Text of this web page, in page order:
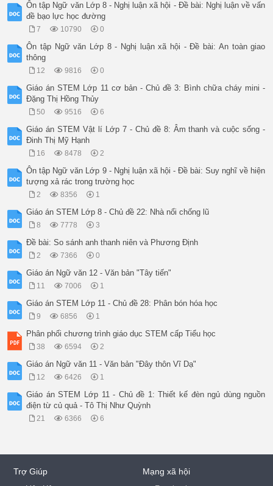
Ôn tập Ngữ văn Lớp 8 - Nghị luận xã hội - Đề bài: Nghị luận về vấn
đề bạo lực học đường
7 10790 0
Ôn tập Ngữ văn Lớp 8 - Nghị luận xã hội - Đề bài: An toàn giao
thông
12 9816 0
Giáo án STEM Lớp 11 cơ bản - Chủ đề 3: Bình chữa cháy mini -
Đặng Thị Hồng Thủy
50 9516 6
Giáo án STEM Vật lí Lớp 7 - Chủ đề 8: Âm thanh và cuộc sống -
Đinh Thị Mỹ Hạnh
16 8478 2
Ôn tập Ngữ văn Lớp 9 - Nghị luận xã hội - Đề bài: Suy nghĩ về hiện
tượng xả rác trong trường học
2 8356 1
Giáo án STEM Lớp 8 - Chủ đề 22: Nhà nổi chống lũ
8 7778 3
Đề bài: So sánh anh thanh niên và Phương Định
2 7366 0
Giáo án Ngữ văn 12 - Văn bản "Tây tiến"
11 7006 1
Giáo án STEM Lớp 11 - Chủ đề 28: Phân bón hóa học
9 6856 1
Phân phối chương trình giáo dục STEM cấp Tiểu học
38 6594 2
Giáo án Ngữ văn 11 - Văn bản "Đây thôn Vĩ Dạ"
12 6426 1
Giáo án STEM Lớp 11 - Chủ đề 1: Thiết kế đèn ngủ dùng nguồn
điện từ củ quả - Tô Thị Như Quỳnh
21 6366 6
Trợ Giúp Mạng xã hội